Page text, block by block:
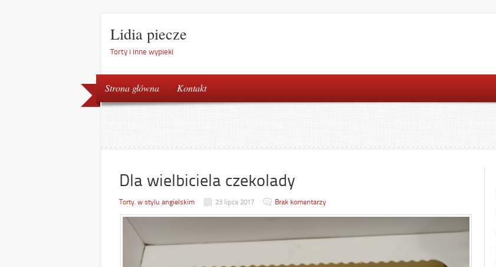
Lidia piecze
Torty i inne wypieki
Strona główna Kontakt
Dla wielbiciela czekolady
Torty, w stylu angielskim 23 lipca 2017 Brak komentarzy